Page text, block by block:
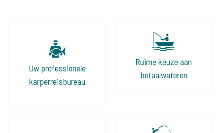
het vissen met een groep vind ik geweldig, dit
jaar gaan we zelfs 2 keer op pad met zijn
Uw professionele
karperreisbureau
Ruime keuze aan
betaalwateren